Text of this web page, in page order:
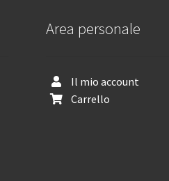
Area personale
Il mio account
Carrello